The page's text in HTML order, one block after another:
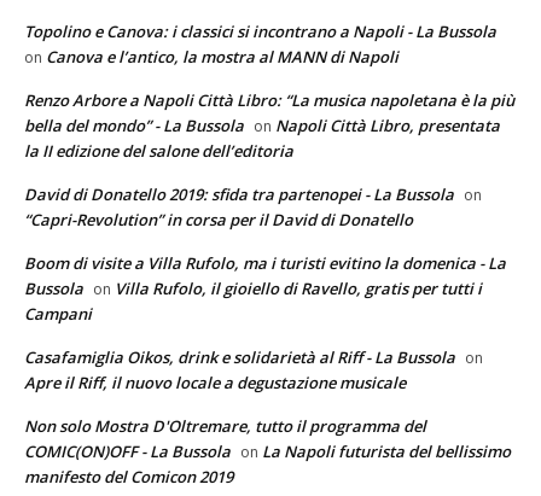
Topolino e Canova: i classici si incontrano a Napoli - La Bussola
on Canova e l’antico, la mostra al MANN di Napoli
Renzo Arbore a Napoli Città Libro: “La musica napoletana è la più
bella del mondo” - La Bussola on Napoli Città Libro, presentata
la II edizione del salone dell’editoria
David di Donatello 2019: sfida tra partenopei - La Bussola on
“Capri-Revolution” in corsa per il David di Donatello
Boom di visite a Villa Rufolo, ma i turisti evitino la domenica - La
Bussola on Villa Rufolo, il gioiello di Ravello, gratis per tutti i
Campani
Casafamiglia Oikos, drink e solidarietà al Riff - La Bussola on
Apre il Riff, il nuovo locale a degustazione musicale
Non solo Mostra D'Oltremare, tutto il programma del
COMIC(ON)OFF - La Bussola on La Napoli futurista del bellissimo
manifesto del Comicon 2019